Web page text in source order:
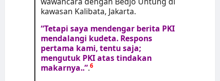
kawasan Kalibata, Jakarta.
“Tetapi saya mendengar berita PKI
mendalangi kudeta. Respons
pertama kami, tentu saja;
mengutuk PKI atas tindakan
makarnya..”.6